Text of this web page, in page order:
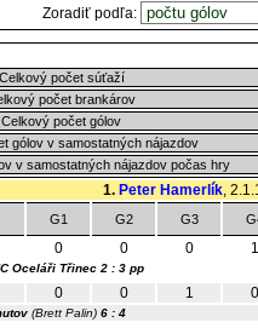
Zoradiť podľa:
Celkový počet súťaží
počet brankárov
Celkový počet gólov
gólov v samostatných nájazdov
v samostatných nájazdov počas hry
1. Peter Hamerlík,
G1 G2 G3
0 0 0 1
Oceláři Třinec 2 : 3 pp
0 0 1 0
(Brett Palin) 6 : 4